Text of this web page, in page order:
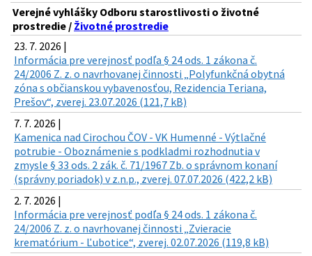
Verejné vyhlášky Odboru starostlivosti o životné
prostredie / Životné prostredie
23. 7. 2026 |
Informácia pre verejnosť podľa § 24 ods. 1 zákona č.
24/2006 Z. z. o navrhovanej činnosti „Polyfunkčná obytná
zóna s občianskou vybavenosťou, Rezidencia Teriana,
Prešov“, zverej. 23.07.2026 (121,7 kB)
7. 7. 2026 |
Kamenica nad Cirochou ČOV - VK Humenné - Výtlačné
potrubie - Oboznámenie s podkladmi rozhodnutia v
zmysle § 33 ods. 2 zák. č. 71/1967 Zb. o správnom konaní
(správny poriadok) v z.n.p., zverej. 07.07.2026 (422,2 kB)
2. 7. 2026 |
Informácia pre verejnosť podľa § 24 ods. 1 zákona č.
24/2006 Z. z. o navrhovanej činnosti „Zvieracie
krematórium - Ľubotice“, zverej. 02.07.2026 (119,8 kB)